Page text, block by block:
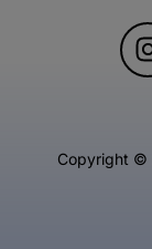
Copyright ©